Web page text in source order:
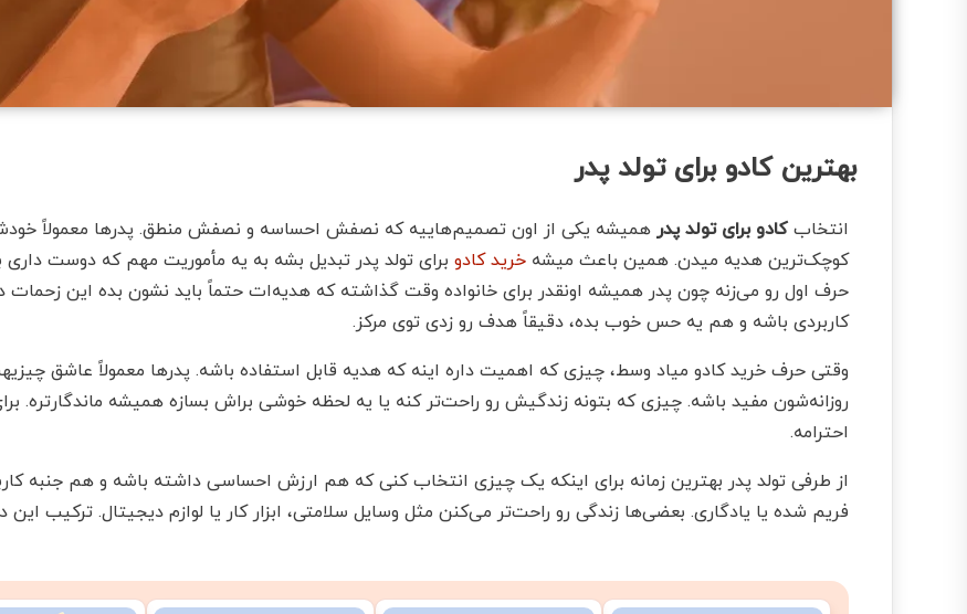
بهترین کادو برای تولد پدر
انتخابکادو برای تولد پدرهمیشه یکی از اون تصمیم‌هاییه که نصفش احساسه و نصفش منطق. پدرها معمولاً
کوچک‌ترین هدیه‌ میدن. همین باعث میشه خرید کادوبرای تولد پدر تبدیل بشه به یه مأموریت مهم که دوست
حرف اول رو می‌زنه چون پدر همیشه اونقدر برای خانواده وقت گذاشته که هدیه‌ات حتماً باید نشون بده این
کاربردی باشه و هم یه حس خوب بده، دقیقاً هدف رو زدی توی مرکز.
وقتی حرف خرید کادو میاد وسط، چیزی که اهمیت داره اینه که هدیه قابل استفاده باشه. پدرها معمولاً عاشق
روزانه‌شون مفید باشه. چیزی که بتونه زندگیش رو راحت‌تر کنه یا یه لحظه خوشی براش بسازه همیشه ماندگارتره.
احترامه.
از طرفی تولد پدر بهترین زمانه برای اینکه یک چیزی انتخاب کنی که هم ارزش احساسی داشته باشه و هم
فریم شده یا یادگاری. بعضی‌ها زندگی رو راحت‌تر می‌کنن مثل وسایل سلامتی، ابزار کار یا لوازم دیجیتال. ترکیب این